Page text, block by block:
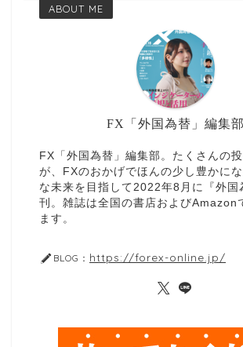
ABOUT ME
FX「外国為替」編集部
FX「外国為替」編集部。たくさんの
が、FXのおかげでほんの少し豊かに
な未来を目指して2022年8月に『外国
刊。雑誌は全国の書店およびAmazon
ます。
BLOG： https://forex-online.jp/